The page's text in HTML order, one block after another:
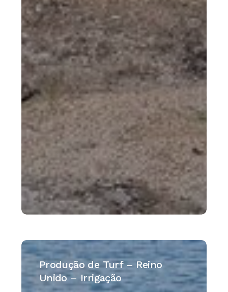
Produção
de
Turf
–
Produção de Turf – Reino
Unido – Irrigação